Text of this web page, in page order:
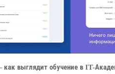
как выглядит обучение в IT-